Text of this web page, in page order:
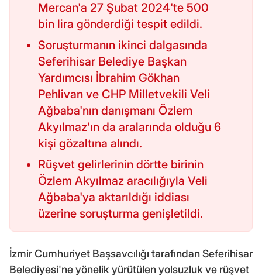
Mercan'a 27 Şubat 2024'te 500
bin lira gönderdiği tespit edildi.
Soruşturmanın ikinci dalgasında
Seferihisar Belediye Başkan
Yardımcısı İbrahim Gökhan
Pehlivan ve CHP Milletvekili Veli
Ağbaba'nın danışmanı Özlem
Akyılmaz'ın da aralarında olduğu 6
kişi gözaltına alındı.
Rüşvet gelirlerinin dörtte birinin
Özlem Akyılmaz aracılığıyla Veli
Ağbaba'ya aktarıldığı iddiası
üzerine soruşturma genişletildi.
İzmir Cumhuriyet Başsavcılığı tarafından Seferihisar
Belediyesi'ne yönelik yürütülen yolsuzluk ve rüşvet